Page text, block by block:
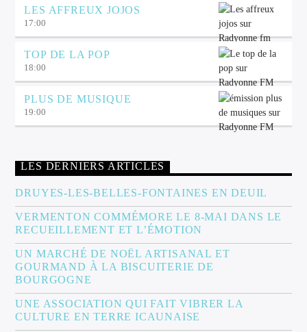
LES AFFREUX JOJOS
17:00
TOP DE LA POP
18:00
PLUS DE MUSIQUE
19:00
LES DERNIERS ARTICLES
DRUYES-LES-BELLES-FONTAINES EN DEUIL
VERMENTON COMMÉMORE LE 8-MAI DANS LE
RECUEILLEMENT ET L’ÉMOTION
UN MARCHÉ DE NOËL ARTISANAL ET
GOURMAND À LA BISCUITERIE DE
BOURGOGNE
UNE ASSOCIATION QUI FAIT VIBRER LA
CULTURE EN TERRE ICAUNAISE